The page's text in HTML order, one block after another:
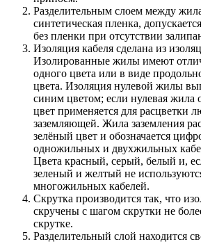
Разделительным слоем между
синтетическая пленка,
без пленки при отсутствии
Изоляция кабеля сделана из
Изолированные жилы имеют
одного цвета или в виде
цвета. Изоляция нулевой жилы
синим цветом; если нулевая жила
цвет применяется для расцветки
заземляющей. Жила заземления
зелёный цвет и обозначается
одножильных и двухжильных
Цвета красный, серый, белый и,
зеленый и желтый не
многожильных кабелей.
Скрутка производится так, что
скручены с шагом скрутки не
скрутке.
Разделительный слой находится